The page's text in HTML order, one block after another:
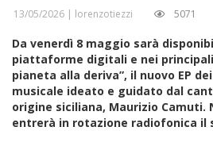
13/05/2026 | lorenzotiezzi 5071
Da venerdì 8 maggio sarà
piattaforme digitali e nei
pianeta alla deriva”, il nuovo EP
musicale ideato e guidato dal
origine siciliana, Maurizio Camuti.
entrerà in rotazione radiofonica il